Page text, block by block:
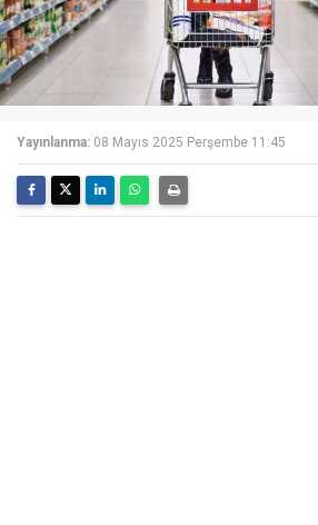
Yayınlanma: 08 Mayıs 2025 Perşembe 11:45